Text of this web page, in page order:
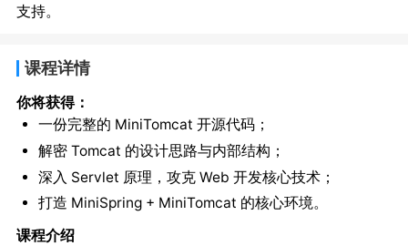
支持。
课程详情
你将获得：
一份完整的 MiniTomcat 开源代码；
解密 Tomcat 的设计思路与内部结构；
深入 Servlet 原理，攻克 Web 开发核心技术；
打造 MiniSpring + MiniTomcat 的核心环境。
课程介绍